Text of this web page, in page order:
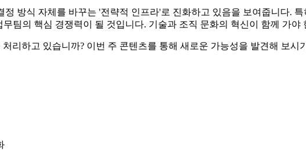
방식 자체를 바꾸는 '전략적 인프라'로 진화하고 있음을 보여줍니다.
팀의 핵심 경쟁력이 될 것입니다. 기술과 조직 문화의 혁신이 함께 가야
리하고 있습니까? 이번 주 콘텐츠를 통해 새로운 가능성을 발견해 보시